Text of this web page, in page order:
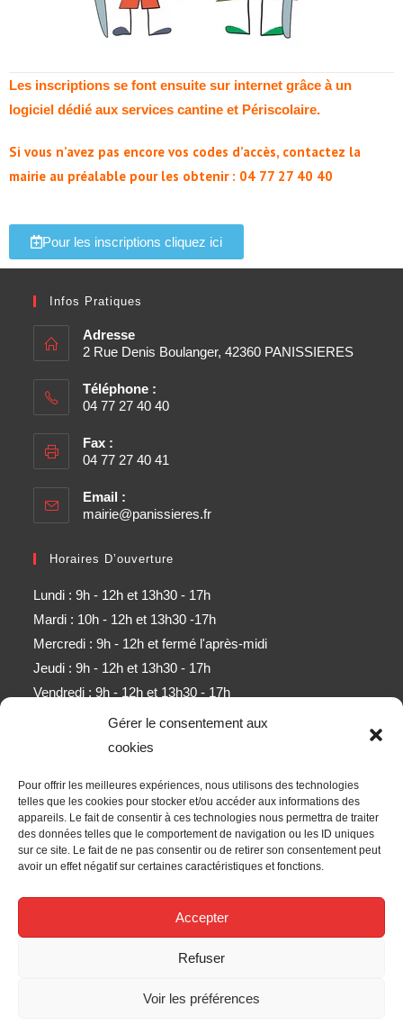
Gérer le consentement aux
cookies
Pour offrir les meilleures expériences, nous utilisons des technologies
telles que les cookies pour stocker et/ou accéder aux informations des
appareils. Le fait de consentir à ces technologies nous permettra de traiter
des données telles que le comportement de navigation ou les ID uniques
sur ce site. Le fait de ne pas consentir ou de retirer son consentement peut
avoir un effet négatif sur certaines caractéristiques et fonctions.
Accepter
Refuser
Voir les préférences
Les inscriptions se font ensuite sur internet grâce à un
logiciel dédié aux services cantine et Périscolaire.
Si vous n’avez pas encore vos codes d’accès, contactez la
mairie au préalable pour les obtenir : 04 77 27 40 40
Pour les inscriptions cliquez ici
Infos Pratiques
Adresse
2 Rue Denis Boulanger, 42360 PANISSIERES
Téléphone :
04 77 27 40 40
Fax :
04 77 27 40 41
Email :
mairie@panissieres.fr
Horaires D’ouverture
Lundi : 9h - 12h et 13h30 - 17h
Mardi : 10h - 12h et 13h30 -17h
Mercredi : 9h - 12h et fermé l'après-midi
Jeudi : 9h - 12h et 13h30 - 17h
Vendredi : 9h - 12h et 13h30 - 17h
Samedi : 9h - 11h (sauf mois d'août)
Obtenez l’ensemble des derniers contenus par e-mail.
ALLER